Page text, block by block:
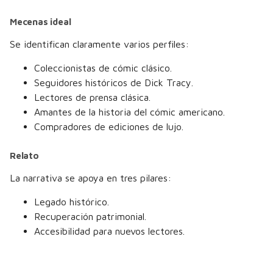
Mecenas ideal
Se identifican claramente varios perfiles:
Coleccionistas de cómic clásico.
Seguidores históricos de Dick Tracy.
Lectores de prensa clásica.
Amantes de la historia del cómic americano.
Compradores de ediciones de lujo.
Relato
La narrativa se apoya en tres pilares:
Legado histórico.
Recuperación patrimonial.
Accesibilidad para nuevos lectores.